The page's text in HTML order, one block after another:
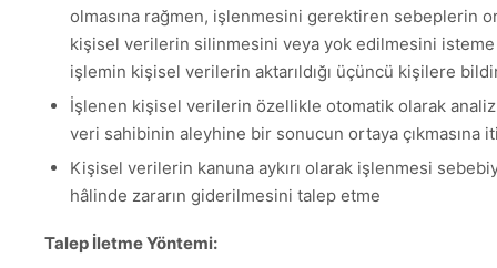
olmasına rağmen, işlenmesini gerektiren sebeplerin
kişisel verilerin silinmesini veya yok edilmesini isteme
işlemin kişisel verilerin aktarıldığı üçüncü kişilere
İşlenen kişisel verilerin özellikle otomatik olarak
veri sahibinin aleyhine bir sonucun ortaya çıkmasına
Kişisel verilerin kanuna aykırı olarak işlenmesi
hâlinde zararın giderilmesini talep etme
Talep İletme Yöntemi: